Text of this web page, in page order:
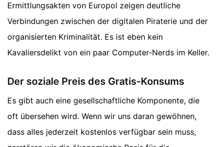
Ermittlungsakten von Europol zeigen deutliche
Verbindungen zwischen der digitalen Piraterie und der
organisierten Kriminalität. Es ist eben kein
Kavaliersdelikt von ein paar Computer-Nerds im Keller.
Der soziale Preis des Gratis-Konsums
Es gibt auch eine gesellschaftliche Komponente, die
oft übersehen wird. Wenn wir uns daran gewöhnen,
dass alles jederzeit kostenlos verfügbar sein muss,